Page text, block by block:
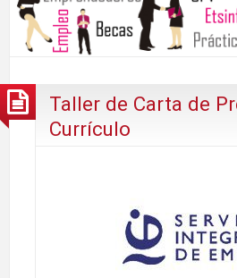
Taller de Carta de
Currículo